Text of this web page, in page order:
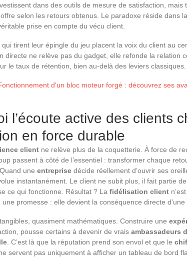
dans des outils de mesure de satisfaction, mais
selon les retours obtenus. Le paradoxe réside dans
prise en compte du vécu client.
tirent leur épingle du jeu placent la voix du client au
directe ne relève pas du gadget, elle refonde la relation
le taux de rétention, bien au-delà des leviers classiques.
d'un bloc moteur forgé : découvrez ses
l’écoute active des clients
en force durable
client ne relève plus de la coquetterie. À force de
passent à côté de l’essentiel : transformer chaque
une entreprise décide réellement d’ouvrir ses
instantanément. Le client ne subit plus, il fait partie
ce qui fonctionne. Résultat ? La fidélisation client
promesse : elle devient la conséquence directe d’une
quasiment mathématiques. Construire une
pousse certains à devenir de vrais ambassadeurs
. C’est là que la réputation prend son envol et que le
servent pas uniquement à afficher un tableau de bord